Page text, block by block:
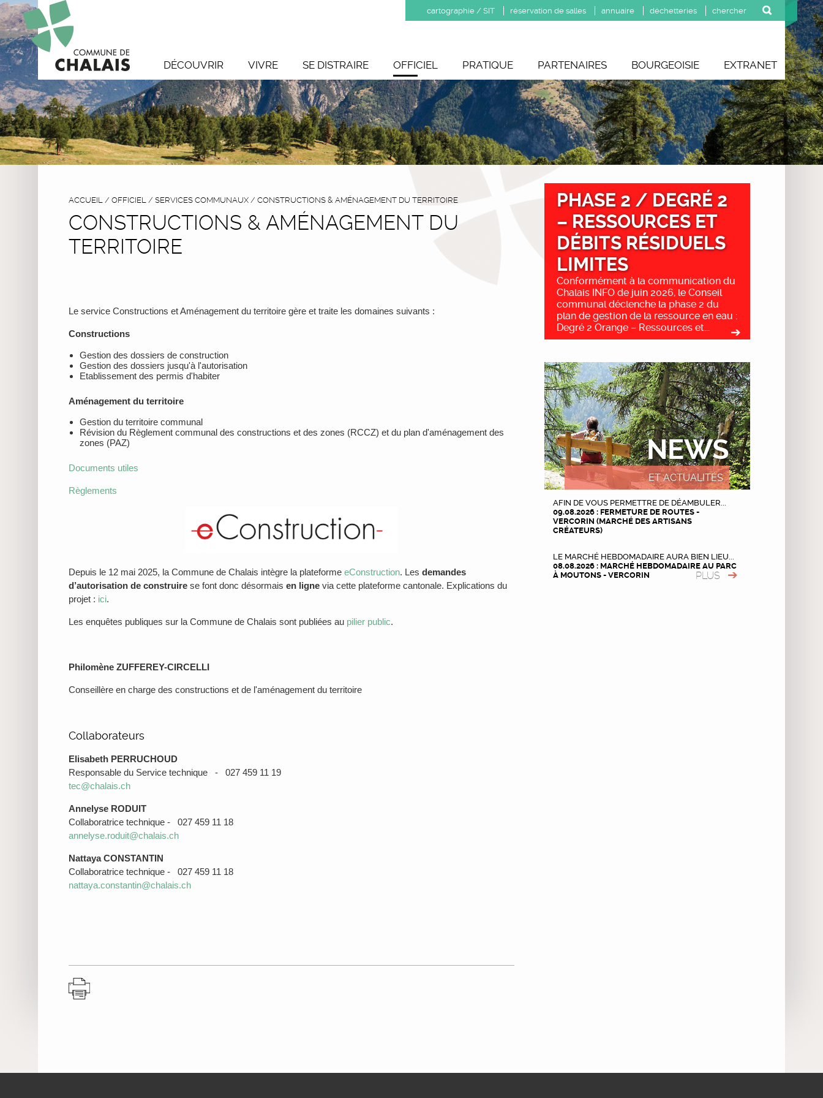
cartographie / SIT réservation de salles annuaire déchetteries
DÉCOUVRIR VIVRE SE DISTRAIRE OFFICIEL PRATIQUE PARTENAIRES BOURGEOISIE EXTRANET
ACCUEIL / OFFICIEL / SERVICES COMMUNAUX / CONSTRUCTIONS & AMÉNAGEMENT DU TERRITOIRE
CONSTRUCTIONS & AMÉNAGEMENT DU
TERRITOIRE
Le service Constructions et Aménagement du territoire gère et traite les domaines suivants :
Constructions
Gestion des dossiers de construction
Gestion des dossiers jusqu'à l'autorisation
Etablissement des permis d'habiter
Aménagement du territoire
Gestion du territoire communal
Révision du Règlement communal des constructions et des zones (RCCZ) et du plan d'aménagement des
zones (PAZ)
Documents utiles
Règlements
Depuis le 12 mai 2025, la Commune de Chalais intègre la plateforme eConstruction. Les demandes
d’autorisation de construire se font donc désormais en ligne via cette plateforme cantonale. Explications du
projet : ici.
Les enquêtes publiques sur la Commune de Chalais sont publiées au pilier public.
Philomène ZUFFEREY-CIRCELLI
Conseillère en charge des constructions et de l'aménagement du territoire
Collaborateurs
Elisabeth PERRUCHOUD
Responsable du Service technique - 027 459 11 19
tec@chalais.ch
Annelyse RODUIT
Collaboratrice technique - 027 459 11 18
annelyse.roduit@chalais.ch
Nattaya CONSTANTIN
Collaboratrice technique - 027 459 11 18
nattaya.constantin@chalais.ch
PHASE 2 / DEGRÉ 2
– RESSOURCES ET
DÉBITS RÉSIDUELS
LIMITES
Conformément à la communication du
Chalais INFO de juin 2026, le Conseil
communal déclenche la phase 2 du
plan de gestion de la ressource en eau :
Degré 2 Orange – Ressources et...
NEWS
ET ACTUALITÉS
AFIN DE VOUS PERMETTRE DE DÉAMBULER...
09.08.2026 : FERMETURE DE ROUTES -
VERCORIN (MARCHÉ DES ARTISANS
CRÉATEURS)
LE MARCHÉ HEBDOMADAIRE AURA BIEN LIEU...
08.08.2026 : MARCHÉ HEBDOMADAIRE AU PARC
À MOUTONS - VERCORIN
PLUS